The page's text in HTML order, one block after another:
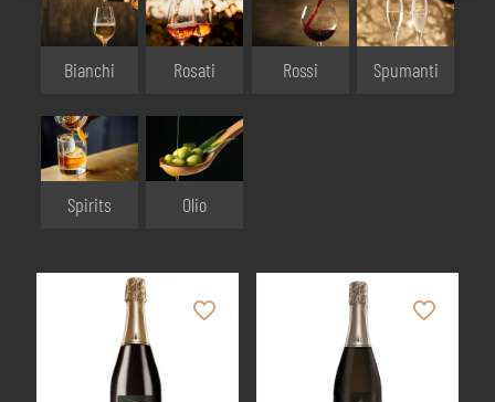
Bianchi Rosati Rossi Spumanti
Spirits Olio